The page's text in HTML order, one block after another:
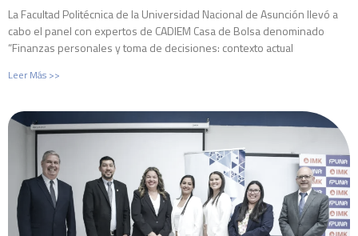
La Facultad Politécnica de la Universidad Nacional de Asunción llevó a
cabo el panel con expertos de CADIEM Casa de Bolsa denominado
“Finanzas personales y toma de decisiones: contexto actual
Leer Más >>